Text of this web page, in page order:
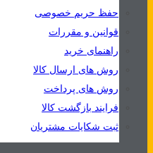
حفظ حریم خصوصی
قوانین و مقررات
راهنمای خرید
روش های ارسال کالا
روش های پرداخت
فرایند بازگشت کالا
ثبت شکایات مشتریان